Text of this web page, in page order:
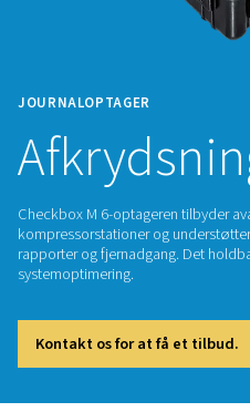
JOURNALOPTAGER
Checkbox M 6-optageren